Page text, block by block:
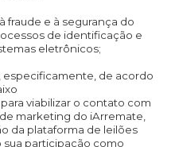
fraude e à segurança do
de identificação e
eletrônicos;
especificamente, de acordo
viabilizar o contato com
marketing do iArremate,
da plataforma de leilões
participação como